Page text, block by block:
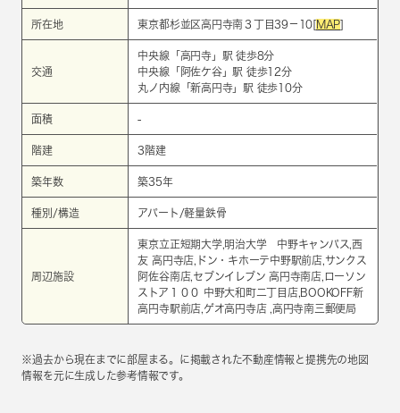
所在地 東京都杉並区高円寺南３丁目39－10[ MAP
交通
中央線 「 高円寺」駅 徒歩8分
中央線 「 阿佐ケ谷」駅 徒歩12分
丸ノ内線 「新高円寺」駅 徒歩10分
面積 -
階建 3階建
築年数 築35年
種別/構造 アパート/軽量鉄骨
周辺施設
東京立正短期大学,明治大学 中野キャンパス,西
友 高円寺店,ドン・キホーテ中野駅前店,サンクス
阿佐谷南店,セブンイレブン 高円寺南店,ローソン
ストア１００ 中野大和町二丁目店,BOOKOFF新
高円寺駅前店,ゲオ高円寺店 ,高円寺南三郵便局
※過去から現在までに部屋まる。に掲載された不動産情報と提携先の地図
情報を元に生成した参考情報です。